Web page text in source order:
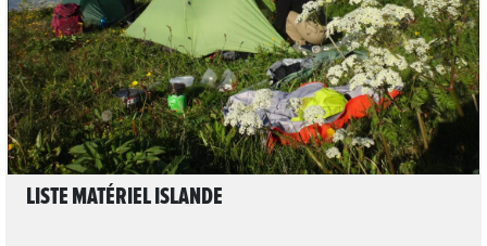
LISTE MATÉRIEL ISLANDE